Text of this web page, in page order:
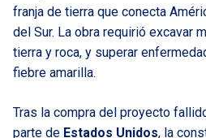
franja de tierra que conecta
del Sur. La obra requirió excavar
tierra y roca, y superar
fiebre amarilla.
Tras la compra del proyecto
parte de Estados Unidos, la